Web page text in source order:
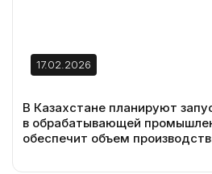
17.02.2026
В Казахстане планируют
в обрабатывающей
обеспечит объем